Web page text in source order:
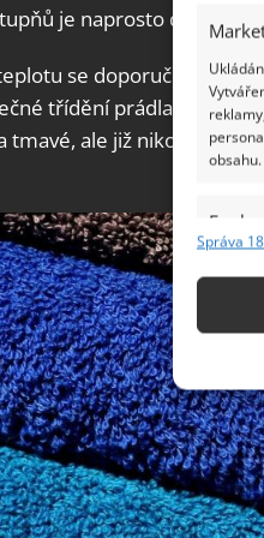
obsahu.
Funkce
Správa
je naprosto
se doporučuje prát
třídění prádla, kdy
tmavé, ale již nikoli podle